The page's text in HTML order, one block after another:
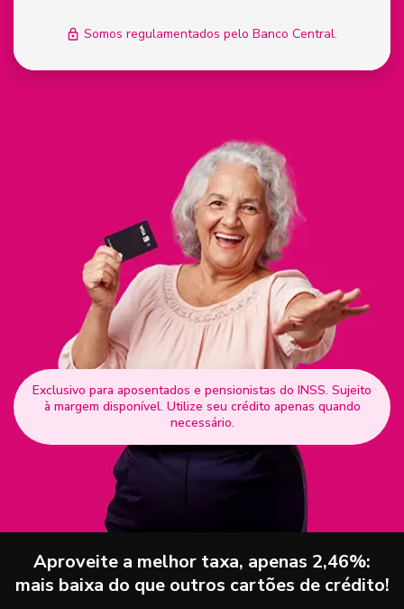
Somos regulamentados pelo Banco Central.
Exclusivo para aposentados e pensionistas do INSS. Sujeito
à margem disponível. Utilize seu crédito apenas quando
necessário.
Aproveite a melhor taxa, apenas 2,46%:
mais baixa do que outros cartões de crédito!